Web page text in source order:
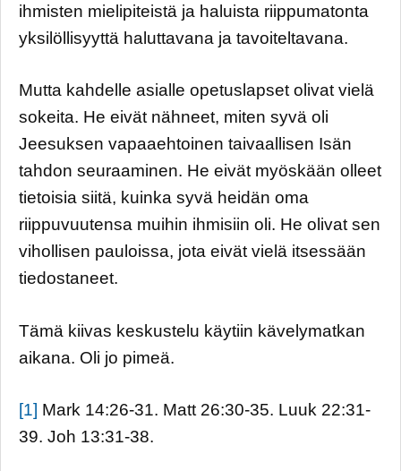
ihmisten mielipiteistä ja haluista riippumatonta
yksilöllisyyttä haluttavana ja tavoiteltavana.
Mutta kahdelle asialle opetuslapset olivat vielä
sokeita. He eivät nähneet, miten syvä oli
Jeesuksen vapaaehtoinen taivaallisen Isän
tahdon seuraaminen. He eivät myöskään olleet
tietoisia siitä, kuinka syvä heidän oma
riippuvuutensa muihin ihmisiin oli. He olivat sen
vihollisen pauloissa, jota eivät vielä itsessään
tiedostaneet.
Tämä kiivas keskustelu käytiin kävelymatkan
aikana. Oli jo pimeä.
[1] Mark 14:26-31. Matt 26:30-35. Luuk 22:31-
39. Joh 13:31-38.